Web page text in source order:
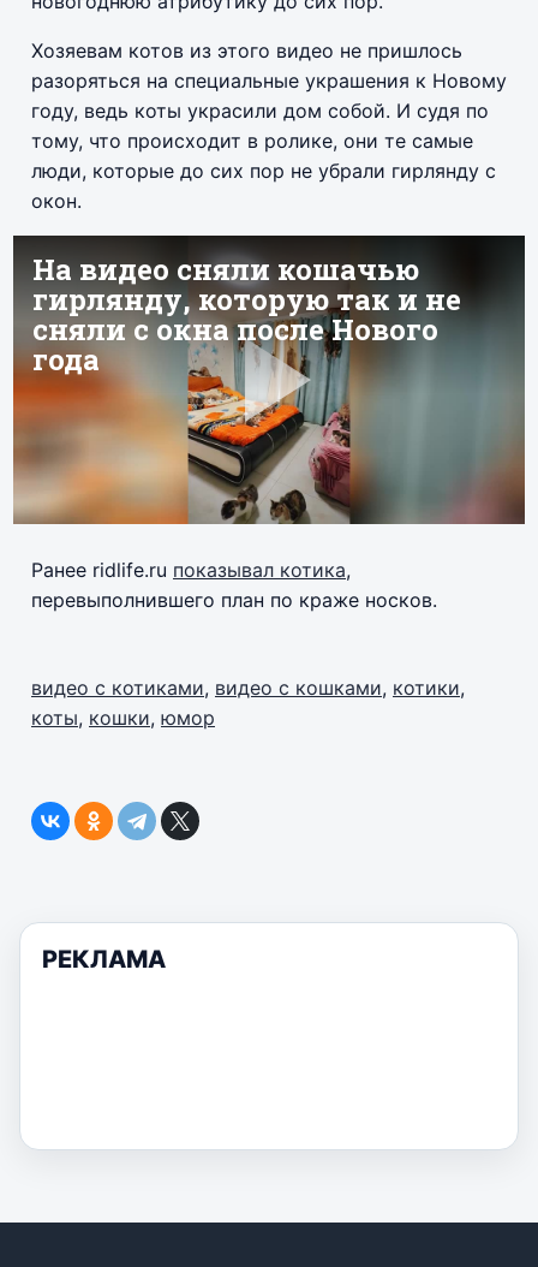
Хозяевам котов из этого видео не пришлось
разоряться на специальные украшения к Новому
году, ведь коты украсили дом собой. И судя по
тому, что происходит в ролике, они те самые
люди, которые до сих пор не убрали гирлянду с
окон.
Ранее ridlife.ru показывал котика,
перевыполнившего план по краже носков.
видео с котиками, видео с кошками, котики,
коты, кошки, юмор
РЕКЛАМА